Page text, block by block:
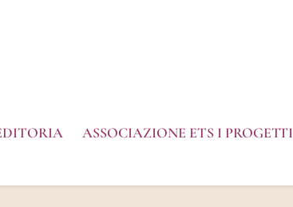
ASSOCIAZIONE ETS I PROGETTI